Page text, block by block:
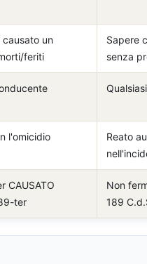
causato un
feriti
Sapere
senza
l'omicidio
Reato
CAUSATO
ter
Non
189